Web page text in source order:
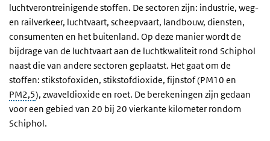
luchtverontreinigende stoffen. De sectoren zijn: industrie, weg-
en railverkeer, luchtvaart, scheepvaart, landbouw, diensten,
consumenten en het buitenland. Op deze manier wordt de
bijdrage van de luchtvaart aan de luchtkwaliteit rond Schiphol
naast die van andere sectoren geplaatst. Het gaat om de
stoffen: stikstofoxiden, stikstofdioxide, fijnstof (PM10 en
PM2,5), zwaveldioxide en roet. De berekeningen zijn gedaan
voor een gebied van 20 bij 20 vierkante kilometer rondom
Schiphol.